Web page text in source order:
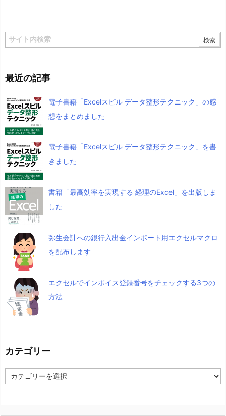
最近の記事
電子書籍「Excelスピル データ整形テクニック」の感
想をまとめました
電子書籍「Excelスピル データ整形テクニック」を書
きました
書籍「最高効率を実現する 経理のExcel」を出版しま
した
弥生会計への銀行入出金インポート用エクセルマクロ
を配布します
エクセルでインボイス登録番号をチェックする3つの
方法
カテゴリー
テ
リ